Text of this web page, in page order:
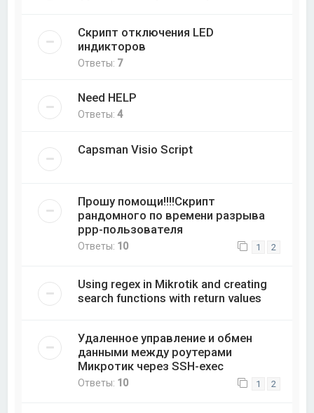
Скрипт отключения LED
индикторов
Ответы: 7
Need HELP
Ответы:4
Capsman Visio Script
Прошу помощи!!!!Скрипт
рандомного по времени разрыва
ppp-пользователя
Ответы: 10 1 2
Using regex in Mikrotik and creating
search functions with return values
Удаленное управление и обмен
данными между роутерами
Микротик через SSH-exec
Ответы: 10 1 2